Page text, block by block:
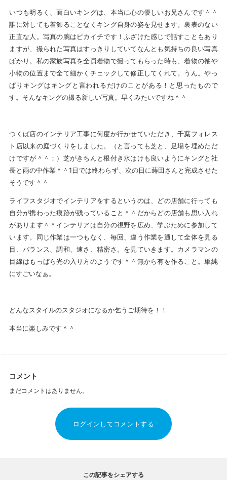
いつも明るく、面白いキングは、本当に心の優しいお兄さんです＾＾
誰に対しても着飾ることなくキング自身の姿を見せます。裏表のない
正直な人。写真の腕はピカイチです！ふざけた感じで話すこともあり
ますが、撮られた写真はすっきりしていてなんとも気持ちの良い写真
ばかり。私の家族写真を全員着物で撮ってもらった時も、着物の袖や
小物の位置まで全て細かくチェックして修正してくれて。うん。やっ
ぱりキングはキングと言われるだけのことがある！と思ったもので
す。そんなキングの撮る新しい写真。早くみたいですね＾＾
つくば店のインテリア工事に何度か行かせていただき、千葉フォレス
ト店以来の庭づくりをしました。（と言っても芝と、足場を埋めただ
けですが＾＾；）芝がきちんと根付き水はけも良いようにキングと社
長と雨の中作業＾＾1日では終わらず、次の日に蒔田さんと完成させた
そうです＾＾
ライフスタジオでインテリアをするというのは、どの店舗に行っても
自分が携わった痕跡が残っていること＾＾だからどの店舗も思い入れ
があります＾＾インテリアは自分の視野を広め、学ぶために参加して
います。同じ作業は一つもなく、毎回、違う作業を通して全体を見る
目、バランス、調和、速さ、精密さ。を見ていきます。カメラマンの
目線はもっぱら光の入り方のようです＾＾無から有を作ること。単純
にすごいなぁ。
どんなスタイルのスタジオになるか乞うご期待を！！
本当に楽しみです＾＾
コメント
まだコメントはありません。
ログインしてコメントする
この記事をシェアする